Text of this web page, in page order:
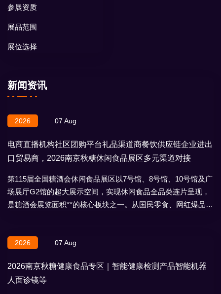
参展资质
展品范围
展位选择
新闻资讯
2026 07 Aug
电商直播机构社区团购平台礼品渠道商餐饮供应链企业进出
口贸易商，2026南京秋糖休闲食品展区多元渠道对接
第115届全国糖酒会休闲食品展区以7号馆、8号馆、10号馆及广
场展厅G2馆的超大展示空间，实现休闲食品全品类连片呈现，
是糖酒会展览面积**的核心板块之一。从国民零食、网红爆品到
2026 07 Aug
2026南京秋糖健康食品专区｜智能健康检测产品智能机器
人面诊镜等